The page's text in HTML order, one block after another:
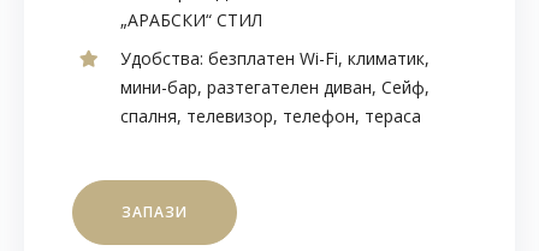
„АРАБСКИ“ СТИЛ
Удобства: безплатен Wi-Fi, климатик,
мини-бар, разтегателен диван, Сейф,
спалня, телевизор, телефон, тераса
ЗАПАЗИ